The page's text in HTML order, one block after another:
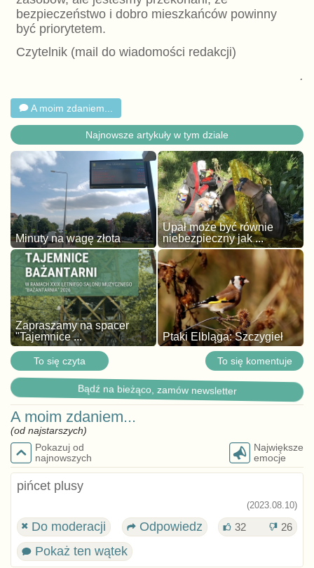
bezpieczeństwo i dobro mieszkańców powinny
być priorytetem.
Czytelnik (mail do wiadomości redakcji)
.
A moim zdaniem...
Najnowsze artykuły w tym dziale
Minuty na wagę złota
Upał może być równie
niebezpieczny jak ...
Zapraszamy na spacer
"Tajemnice ...
Ptaki Elbląga: Szczygieł
To się czyta To się komentuje
Bądź na bieżąco, zamów newsletter
A moim zdaniem...
(od najstarszych)
Pokazuj od
najnowszych
Największe
emocje
pińcet plusy
(2023.08.10)
Do moderacji Odpowiedz 32 26
Pokaż ten wątek